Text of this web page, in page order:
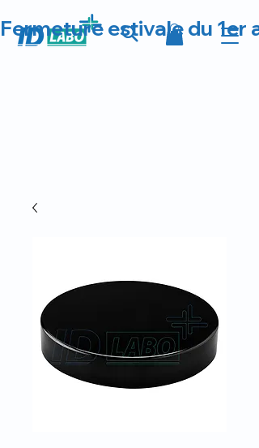
Fermeture estivale du 1er